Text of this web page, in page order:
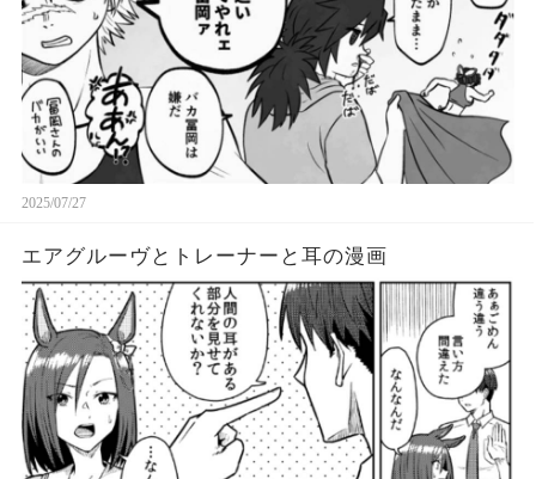
2025/07/27
エアグルーヴとトレーナーと耳の漫画